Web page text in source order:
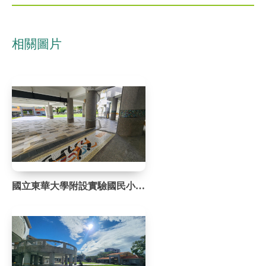
相關圖片
國立東華大學附設實驗國民小學改善成果